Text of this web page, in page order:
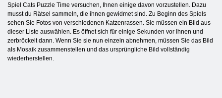
Spiel Cats Puzzle Time versuchen, Ihnen einige davon vorzustellen. Dazu
musst du Rätsel sammeln, die ihnen gewidmet sind. Zu Beginn des Spiels
sehen Sie Fotos von verschiedenen Katzenrassen. Sie müssen ein Bild aus
dieser Liste auswählen. Es öffnet sich für einige Sekunden vor Ihnen und
zerbröckelt dann. Wenn Sie sie nun einzeln abnehmen, müssen Sie das Bild
als Mosaik zusammenstellen und das ursprüngliche Bild vollständig
wiederherstellen.